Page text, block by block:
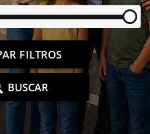
FILTROS
BUSCAR